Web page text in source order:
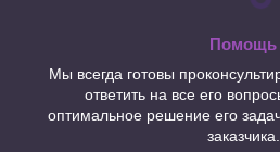
Помощь
Мы всегда готовы
ответить на все его
оптимальное решение его
заказчика.